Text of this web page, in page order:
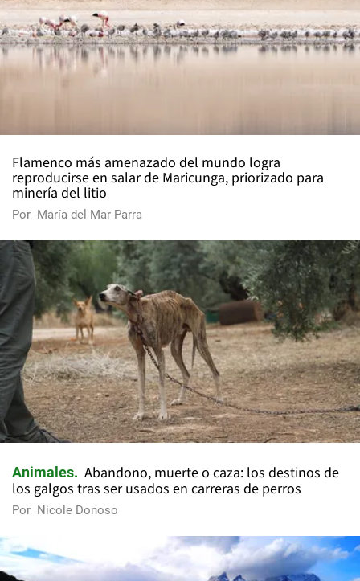
Flamenco más amenazado del mundo logra
reproducirse en salar de Maricunga, priorizado para
minería del litio
Por María del Mar Parra
Animales
Abandono, muerte o caza: los destinos de
los galgos tras ser usados en carreras de perros
Por Nicole Donoso